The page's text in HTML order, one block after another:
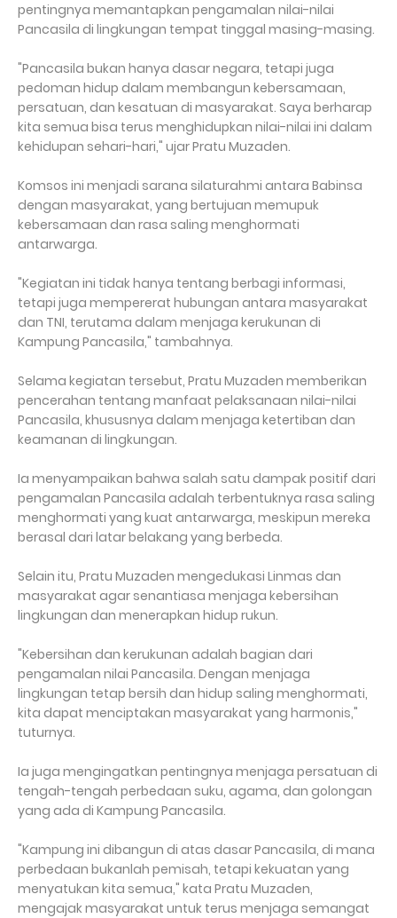
pentingnya memantapkan pengamalan nilai-nilai
Pancasila di lingkungan tempat tinggal masing-masing.
"Pancasila bukan hanya dasar negara, tetapi juga
pedoman hidup dalam membangun kebersamaan,
persatuan, dan kesatuan di masyarakat. Saya berharap
kita semua bisa terus menghidupkan nilai-nilai ini dalam
kehidupan sehari-hari," ujar Pratu Muzaden.
Komsos ini menjadi sarana silaturahmi antara Babinsa
dengan masyarakat, yang bertujuan memupuk
kebersamaan dan rasa saling menghormati
antarwarga.
"Kegiatan ini tidak hanya tentang berbagi informasi,
tetapi juga mempererat hubungan antara masyarakat
dan TNI, terutama dalam menjaga kerukunan di
Kampung Pancasila," tambahnya.
Selama kegiatan tersebut, Pratu Muzaden memberikan
pencerahan tentang manfaat pelaksanaan nilai-nilai
Pancasila, khususnya dalam menjaga ketertiban dan
keamanan di lingkungan.
Ia menyampaikan bahwa salah satu dampak positif dari
pengamalan Pancasila adalah terbentuknya rasa saling
menghormati yang kuat antarwarga, meskipun mereka
berasal dari latar belakang yang berbeda.
Selain itu, Pratu Muzaden mengedukasi Linmas dan
masyarakat agar senantiasa menjaga kebersihan
lingkungan dan menerapkan hidup rukun.
"Kebersihan dan kerukunan adalah bagian dari
pengamalan nilai Pancasila. Dengan menjaga
lingkungan tetap bersih dan hidup saling menghormati,
kita dapat menciptakan masyarakat yang harmonis,"
tuturnya.
Ia juga mengingatkan pentingnya menjaga persatuan di
tengah-tengah perbedaan suku, agama, dan golongan
yang ada di Kampung Pancasila.
"Kampung ini dibangun di atas dasar Pancasila, di mana
perbedaan bukanlah pemisah, tetapi kekuatan yang
menyatukan kita semua," kata Pratu Muzaden,
mengajak masyarakat untuk terus menjaga semangat